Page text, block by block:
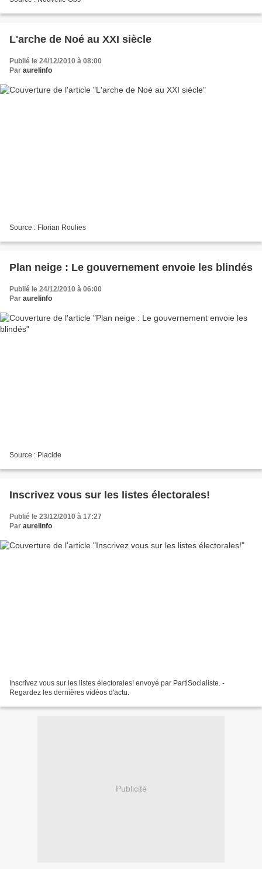
L'arche de Noé au XXI siècle
Publié le 24/12/2010 à 08:00
Par aurelinfo
Source : Florian Roulies
Plan neige : Le gouvernement envoie les blindés
Publié le 24/12/2010 à 06:00
Par aurelinfo
Source : Placide
Inscrivez vous sur les listes électorales!
Publié le 23/12/2010 à 17:27
Par aurelinfo
Inscrivez vous sur les listes électorales! envoyé par PartiSocialiste. -
Regardez les dernières vidéos d'actu.
Publicité